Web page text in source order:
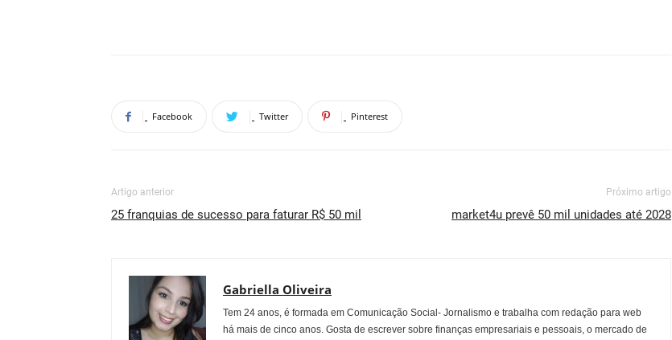
Facebook Twitter Pinterest
Artigo anterior
25 franquias de sucesso para faturar R$ 50 mil
Próximo artigo
market4u prevê 50 mil unidades até 2028
Gabriella Oliveira
Tem 24 anos, é formada em Comunicação Social- Jornalismo e trabalha com redação para web
há mais de cinco anos. Gosta de escrever sobre finanças empresariais e pessoais, o mercado de